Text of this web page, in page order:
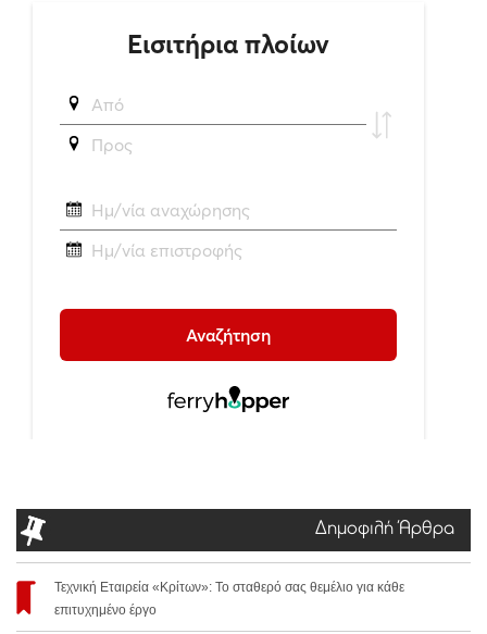
Δημοφιλή Άρθρα
Τεχνική Εταιρεία «Κρίτων»: Το σταθερό σας θεμέλιο για κάθε
επιτυχημένο έργο